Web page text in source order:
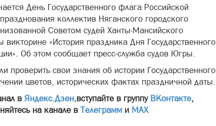
День Государственного флага Российской
коллектив Няганского городского
Советом судей Ханты-Мансийского
«История праздника Дня Государственного
Об этом сообщает пресс-служба судов Югры.
проверить свои знания об истории Государственного
цветов, исторических фактах праздничной даты.
в Яндекс.Дзен,вступайте в группу ВКонтакте,
на канале в Телеграмм и МАХ